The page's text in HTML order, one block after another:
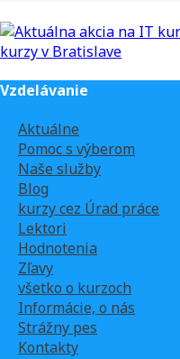
Vzdelávanie
Aktuálne
Pomoc s výberom
Naše služby
Blog
kurzy cez Úrad práce
Lektori
Hodnotenia
Zľavy
všetko o kurzoch
Informácie, o nás
Strážny pes
Kontakty